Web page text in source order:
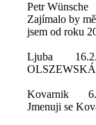
Petr Wünsche
Zajímalo by
jsem od roku
Ljuba
Kovarnik
Jmenuji se